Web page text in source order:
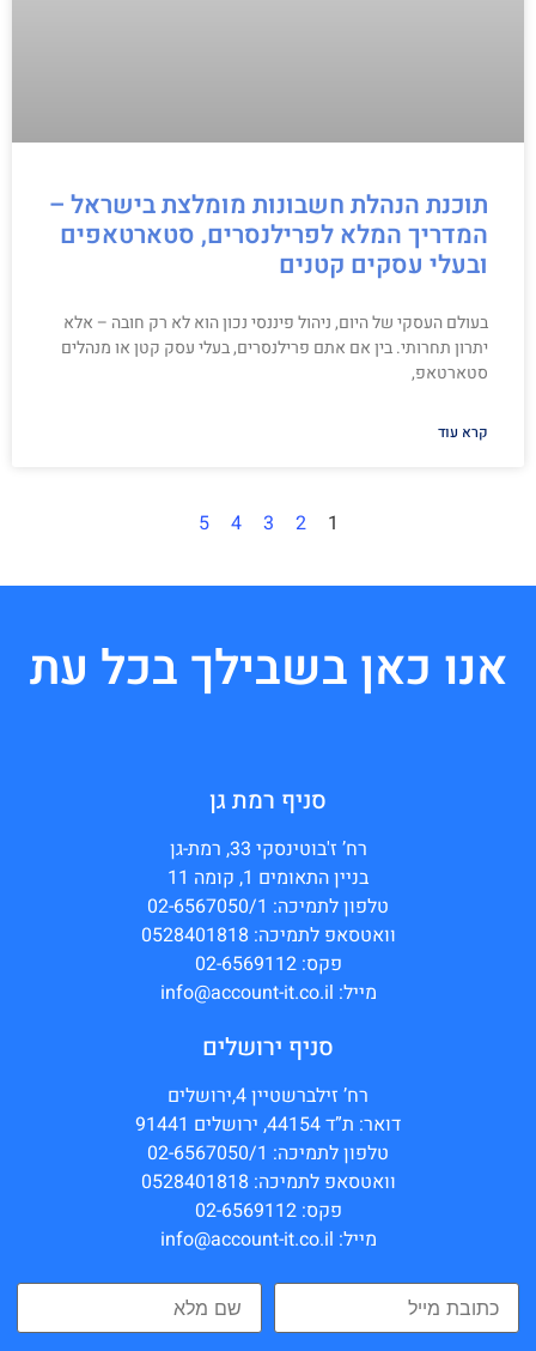
תוכנת הנהלת חשבונות מומלצת בישראל –
המדריך המלא לפרילנסרים, סטארטאפים
ובעלי עסקים קטנים
בעולם העסקי של היום, ניהול פיננסי נכון הוא לא רק חובה – אלא
יתרון תחרותי. בין אם אתם פרילנסרים, בעלי עסק קטן או מנהלים
סטארטאפ,
קרא עוד
1
2
3
4
5
אנו כאן בשבילך בכל עת
סניף רמת גן
רח’ ז'בוטינסקי 33, רמת-גן
בניין התאומים 1, קומה 11
טלפון לתמיכה: 02-6567050/1
וואטסאפ לתמיכה: 0528401818
פקס: 02-6569112
מייל: info@account-it.co.il
סניף ירושלים
רח’ זילברשטיין 4,ירושלים
דואר: ת”ד 44154, ירושלים 91441
טלפון לתמיכה: 02-6567050/1
וואטסאפ לתמיכה: 0528401818
פקס: 02-6569112
מייל: info@account-it.co.il